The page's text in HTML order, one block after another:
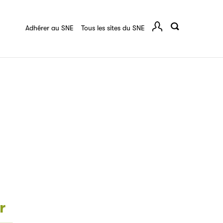
Adhérer au SNE Tous les sites du SNE
destinée à l’ensemble des acteurs de la